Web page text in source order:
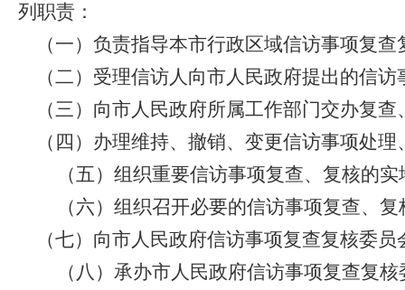
列职责：
（一）负责指导本市行政区域信访事项复查
（二）受理信访人向市人民政府提出的信
（三）向市人民政府所属工作部门交办复
（四）办理维持、撤销、变更信访事项处
（五）组织重要信访事项复查、复核的
（六）组织召开必要的信访事项复查、
（七）向市人民政府信访事项复查复核委
（八）承办市人民政府信访事项复查复